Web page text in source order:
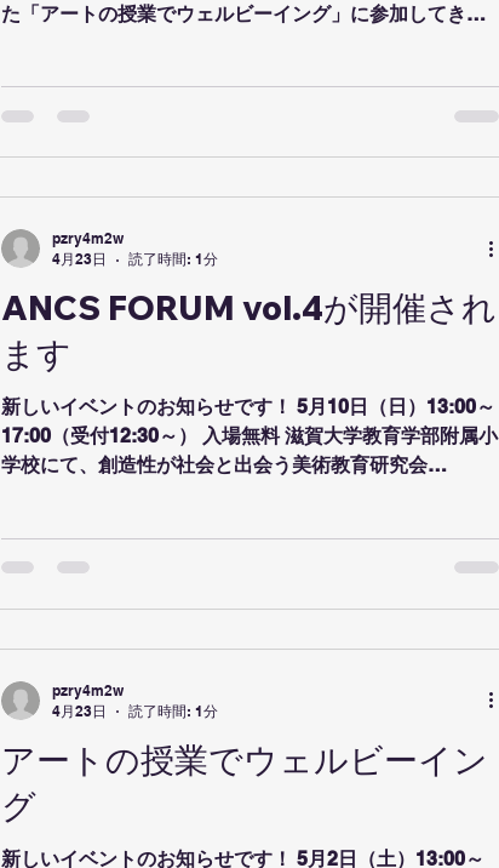
た「アートの授業でウェルビーイング」に参加してきま
お話を通じて考えるイベントです。 齋藤亜矢先生からは
人とチンパンジーの描画の研究や認知症のお母さまとの
たたきつけると点々が見えてくる、その面白さは報酬と
は異なる湧き上がってくるような面白さで、自分でも思
いがけないものがうまれてくる営みということが印象的
でした。 著書「ヒトはなぜ絵を描くのか」でも興味深い
チンパンジーと人の描画のお話がありますので是非お手
に取ってみてください！ 渡邊淳司先生からはウェルビー
イングの考え方のお話と、テクノロジーを使ってウェル
ビーイングを考えられるような様々なツールをご紹介い
ただきました。 サケのウェルビーイングっ
ANCS FORUM vol.4が開催され
ます
新しいイベントのお知らせです！ 5月10日（日）13:00～
17:00（受付12:30～） 入場無料 滋賀大学教育学部附属小
学校にて、創造性が社会と出会う美術教育研究会
pzry4m2w
4月23日
読了時間: 1分
アートの授業でウェルビーイン
グ
新しいイベントのお知らせです！ 5月2日（土）13:00～
pzry4m2w
4月23日
読了時間: 1分